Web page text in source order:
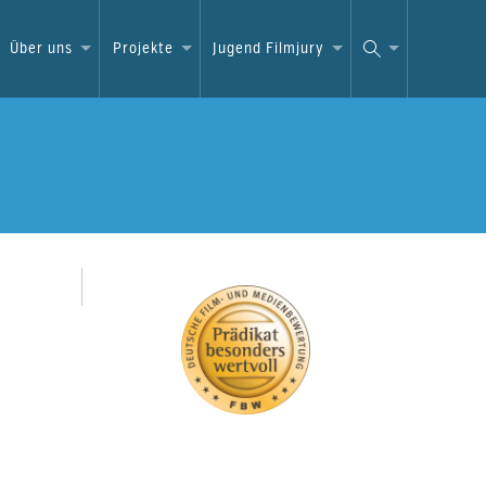
Über uns Projekte Jugend Filmjury